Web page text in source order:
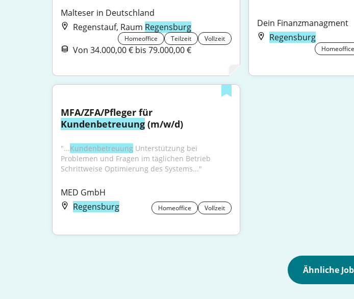
Malteser in Deutschland
Regenstauf, Raum Regensburg
Homeoffice Teilzeit Vollzeit
Von 34.000,00 € bis 79.000,00 €
Dein Finanzmanagment
Regensburg
Homeoffice
Kundenbetreuung (m/w/d)
"...Kundenbetreuung Unterstützung bei
Problemen und Fragen im täglichen Betrieb
Schrittweise Optimierung des Systems..."
MED GmbH
Regensburg
Homeoffice Vollzeit
Ähnliche